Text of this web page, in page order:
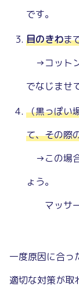
です。
目のきわま
→コット
でなじませ
（黒っぽい
て、その際
→この場
ょう。
マッサー
一度原因に合っ
適切な対策が取